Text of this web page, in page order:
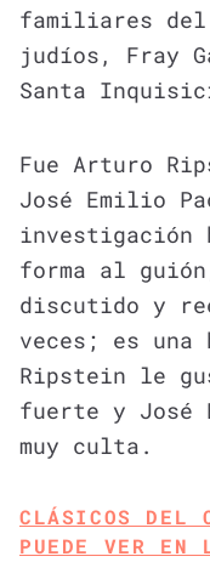
familiares
judíos, Fray
Santa
Fue Arturo
José Emilio
investigación
forma al
discutido y
veces; es una
Ripstein le
fuerte y José
muy culta.
CLÁSICOS DEL
PUEDE VER EN